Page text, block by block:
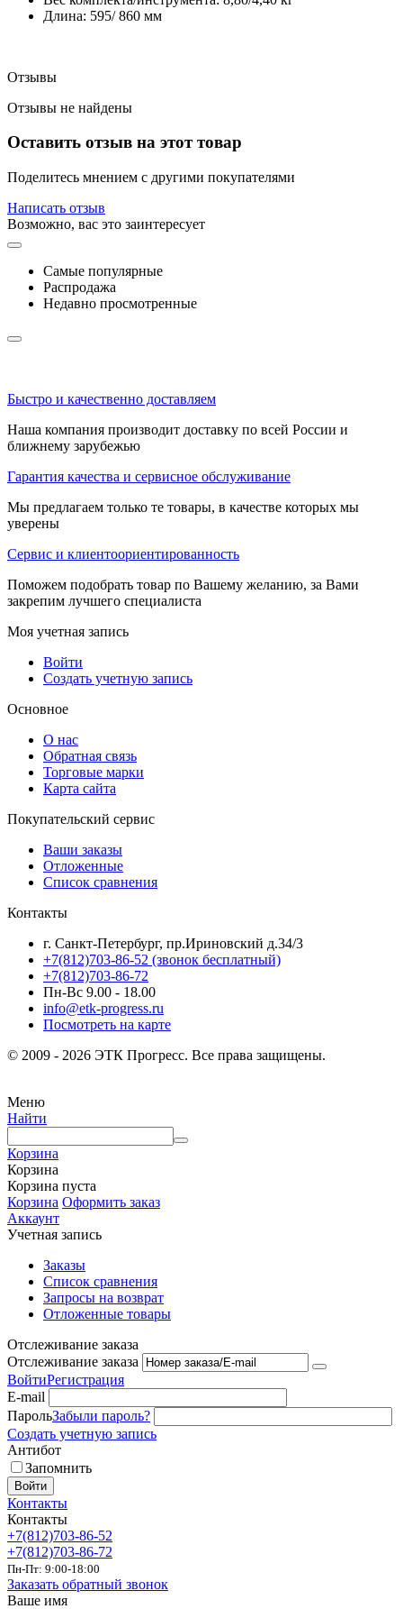
Длина: 595/ 860 мм
Отзывы
Отзывы не найдены
Оставить отзыв на этот товар
Поделитесь мнением с другими покупателями
Написать отзыв
Возможно, вас это заинтересует
Самые популярные
Распродажа
Недавно просмотренные
Быстро и качественно доставляем
Наша компания производит доставку по всей России и
ближнему зарубежью
Гарантия качества и сервисное обслуживание
Мы предлагаем только те товары, в качестве которых мы
уверены
Сервис и клиентоориентированность
Поможем подобрать товар по Вашему желанию, за Вами
закрепим лучшего специалиста
Моя учетная запись
Войти
Создать учетную запись
Основное
О нас
Обратная связь
Торговые марки
Карта сайта
Покупательский сервис
Ваши заказы
Отложенные
Список сравнения
Контакты
г. Санкт-Петербург, пр.Ириновский д.34/3
+7(812)703-86-52 (звонок бесплатный)
+7(812)703-86-72
Пн-Вс 9.00 - 18.00
info@etk-progress.ru
Посмотреть на карте
© 2009 - 2026 ЭТК Прогресс. Все права защищены.
Меню
Найти
Корзина
Корзина
Корзина пуста
Корзина Оформить заказ
Аккаунт
Учетная запись
Заказы
Список сравнения
Запросы на возврат
Отложенные товары
Отслеживание заказа
Отслеживание заказа
ВойтиРегистрация
E-mail
ПарольЗабыли пароль?
Создать учетную запись
Антибот
Запомнить
Войти
Контакты
Контакты
+7(812)703-86-52
+7(812)703-86-72
Пн-Пт: 9:00-18:00
Заказать обратный звонок
Ваше имя